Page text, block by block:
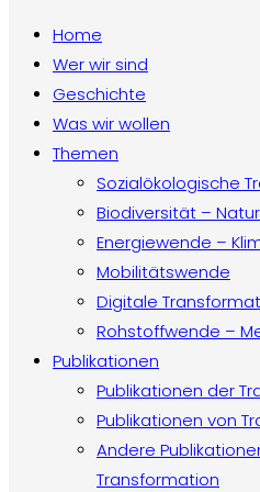
Home
Wer wir sind
Geschichte
Was wir wollen
Themen
Sozialökologische
Biodiversität –
Energiewende –
Mobilitätswende
Digitale
Rohstoffwende –
Publikationen
Publikationen der
Publikationen von
Andere
Transformation